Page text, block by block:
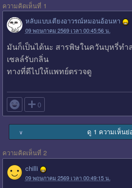
ความคิดเห็นที่ 1
หลับแบบเตียงอาวรณ์หมอนอ้อนหา
09 พฤษภาคม 2569 เวลา 00:45:56 น.
มันก็เป็นได้นะ สารพิษในควันบุหรี่ทำ
เซลล์รับกลิ่น
ทางที่ดีไปให้แพทย์ตรวจดู
 0
∨ ดู 1 ความเห็นย่
ความคิดเห็นที่ 2
chilli
09 พฤษภาคม 2569 เวลา 00:49:15 น.